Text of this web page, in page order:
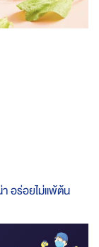
อร่อยไม่แพ้ต้น